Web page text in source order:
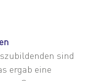
sind
ergab eine